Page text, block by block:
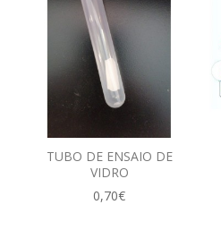
TUBO DE ENSAIO DE
VIDRO
0,70€